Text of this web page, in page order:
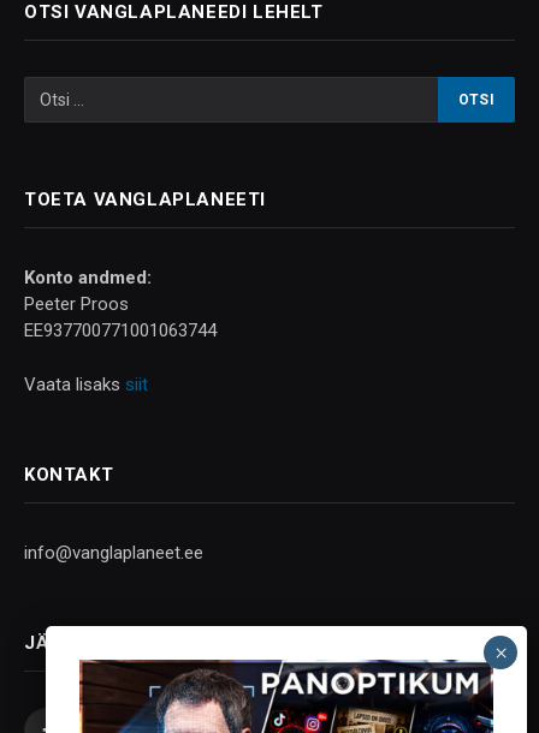
OTSI VANGLAPLANEEDI LEHELT
TOETA VANGLAPLANEETI
Konto andmed:
Peeter Proos
EE937700771001063744
Vaata lisaks siit
KONTAKT
info@vanglaplaneet.ee
JÄLGI SOTSIAALMEEDIAS